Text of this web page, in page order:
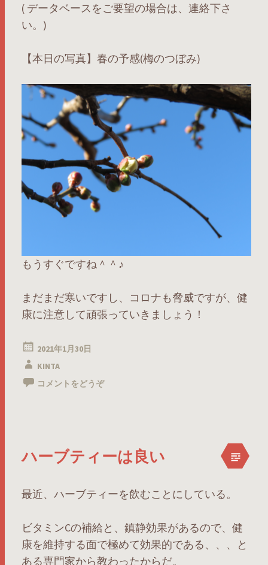
( データベースをご要望の場合は、連絡下さ
い。)
【本日の写真】春の予感(梅のつぼみ)
もうすぐですね＾＾♪
まだまだ寒いですし、コロナも脅威ですが、健
康に注意して頑張っていきましょう！
2021年1月30日
KINTA
コメントをどうぞ
ハーブティーは良い
最近、ハーブティーを飲むことにしている。
ビタミンCの補給と、鎮静効果があるので、健
康を維持する面で極めて効果的である、、、と
ある専門家から教わったからだ。